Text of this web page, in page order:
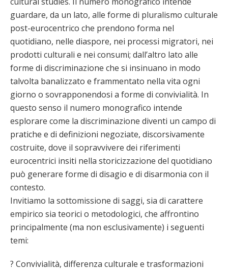
guardare, da un lato, alle forme di pluralismo culturale
post-eurocentrico che prendono forma nel
quotidiano, nelle diaspore, nei processi migratori, nei
prodotti culturali e nei consumi; dall’altro lato alle
forme di discriminazione che si insinuano in modo
talvolta banalizzato e frammentato nella vita ogni
giorno o sovrapponendosi a forme di convivialità. In
questo senso il numero monografico intende
esplorare come la discriminazione diventi un campo di
pratiche e di definizioni negoziate, discorsivamente
costruite, dove il sopravvivere dei riferimenti
eurocentrici insiti nella storicizzazione del quotidiano
può generare forme di disagio e di disarmonia con il
contesto.
Invitiamo la sottomissione di saggi, sia di carattere
empirico sia teorici o metodologici, che affrontino
principalmente (ma non esclusivamente) i seguenti
temi:
? Convivialità, differenza culturale e trasformazioni